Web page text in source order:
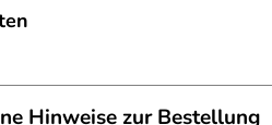
Hinweise zur Bestellung